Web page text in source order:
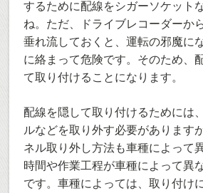
するために配線をシガーソケット
ね。ただ、ドライブレコーダーか
垂れ流しておくと、運転の邪魔に
に絡まって危険です。そのため、
て取り付けることになります。
配線を隠して取り付けるためには
ルなどを取り外す必要があります
ネル取り外し方法も車種によって
時間や作業工程が車種によって異
です。車種によっては、取り付け